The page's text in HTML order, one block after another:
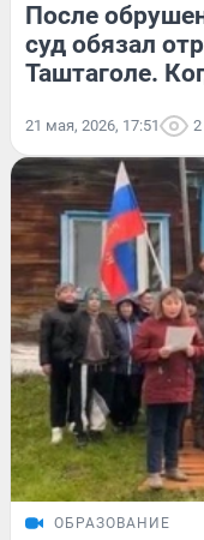
После
суд обязал
Таштаголе.
21 мая, 2026, 17:51 2
ОБРАЗОВАНИЕ